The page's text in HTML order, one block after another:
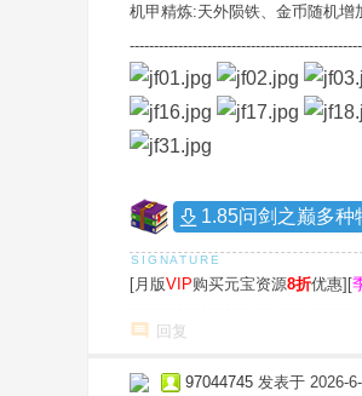
机甲精炼:天外陨铁、金币随机增
1.85问剑之巅多种
[月版VIP购买元宝资源8折优惠][
回复
97044745 发表于 2026-